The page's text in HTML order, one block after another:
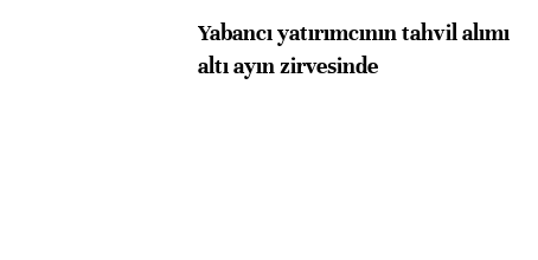
Yabancı yatırımcının tahvil alımı
altı ayın zirvesinde